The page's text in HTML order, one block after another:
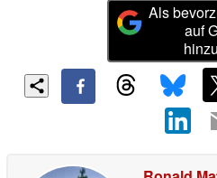
Als
auf